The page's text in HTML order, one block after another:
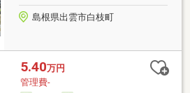
島根県出雲市白枝町
5.40万円
管理費-